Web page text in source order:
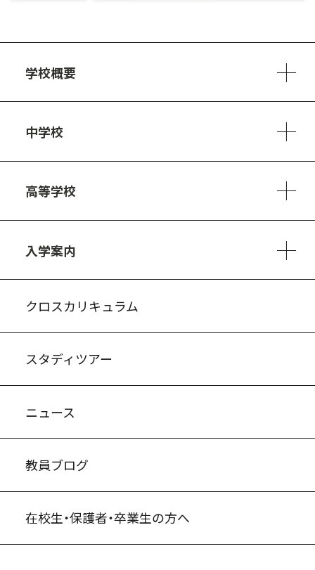
学校概要
中学校
高等学校
入学案内
クロスカリキュラム
スタディツアー
ニュース
教員ブログ
在校生・保護者・卒業生の方へ